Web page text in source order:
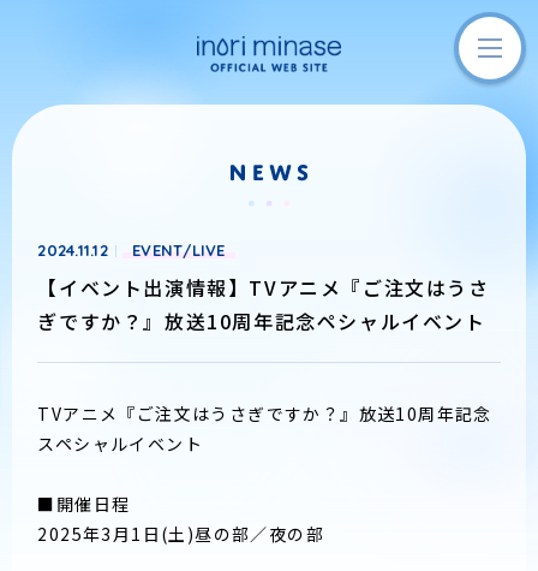
2024.11.12 EVENT/LIVE
【イベント出演情報】TVアニメ『ご注文はうさ
ぎですか？』放送10周年記念ペシャルイベント
TVアニメ『ご注文はうさぎですか？』放送10周年記念
スペシャルイベント
■開催日程
2025年3月1日(土)昼の部／夜の部